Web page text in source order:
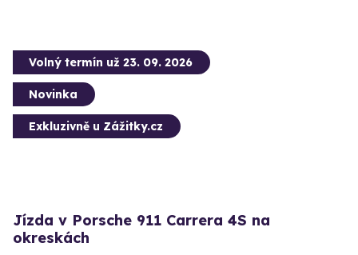
Volný termín už 23. 09. 2026
Novinka
Exkluzivně u Zážitky.cz
Jízda v Porsche 911 Carrera 4S na
okreskách